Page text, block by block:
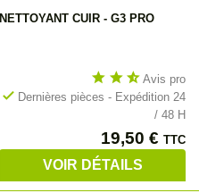
NETTOYANT CUIR - G3 PRO
star star star_half Avis pro
check Dernières pièces - Expédition 24
/ 48 H
Prix
19,50 € TTC
VOIR DÉTAILS